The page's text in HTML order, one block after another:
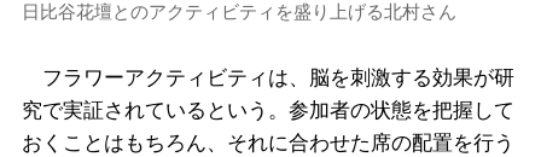
日比谷花壇とのアクティビティを盛り上げる北村さん
フラワーアクティビティは、脳を刺激する効果が研
究で実証されているという。参加者の状態を把握して
おくことはもちろん、それに合わせた席の配置を行う